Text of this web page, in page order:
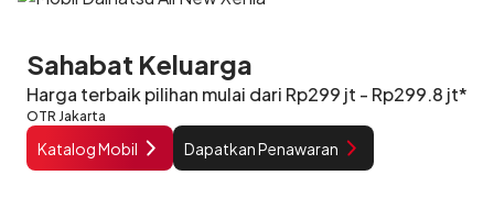
Sahabat Keluarga
Harga terbaik pilihan mulai dari Rp299 jt - Rp299.8 jt*
OTR Jakarta
Katalog Mobil Dapatkan Penawaran